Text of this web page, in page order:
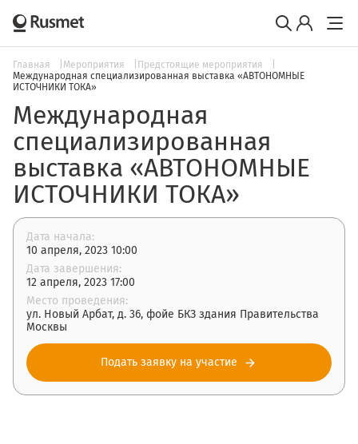
Главная Мероприятия
Предстоящие мероприятия
Международная специализированная выставка «АВТОНОМНЫЕ
ИСТОЧНИКИ ТОКА»
Международная
специализированная
выставка «АВТОНОМНЫЕ
ИСТОЧНИКИ ТОКА»
Дата начала:
10 апреля, 2023 10:00
Дата завершения:
12 апреля, 2023 17:00
Место проведения:
ул. Новый Арбат, д. 36, фойе БКЗ здания Правительства
Москвы
Подать заявку на участие